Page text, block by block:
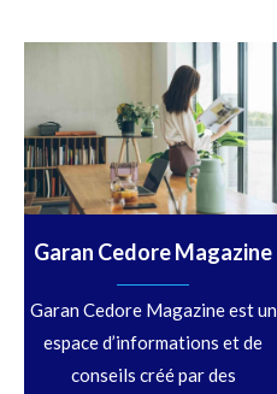
Garan Cedore Magazine
Garan Cedore Magazine est un
espace d’informations et de
conseils créé par des